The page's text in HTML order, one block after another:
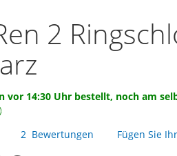
2
vor 14:30 Uhr bestellt, noch am
2 Bewertungen Fügen Sie